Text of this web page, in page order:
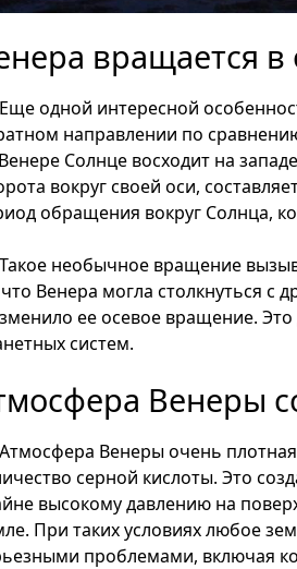
вращается
Еще одной интересной
направлении по
Солнце восходит на
вокруг своей оси,
обращения вокруг Солнца,
Такое необычное вращение
Венера могла столкнуться с
ее осевое вращение.
систем.
Венеры
Атмосфера Венеры очень плотная
серной кислоты. Это
высокому давлению на
При таких условиях любое
проблемами, включая